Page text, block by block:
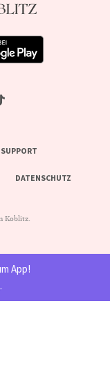
DATENSCHUTZ
Koblitz.
App!
.